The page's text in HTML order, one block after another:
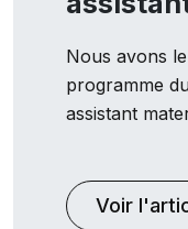
Nous avons
programme
assistant
Voir